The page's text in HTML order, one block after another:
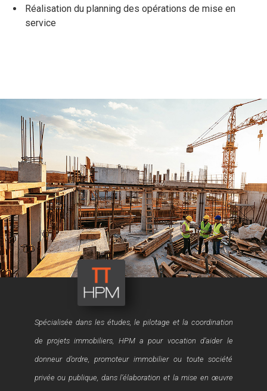
Réalisation du planning des opérations de mise en
service
Spécialisée dans les études, le pilotage et la coordination
de projets immobiliers, HPM a pour vocation d’aider le
donneur d’ordre, promoteur immobilier ou toute société
privée ou publique, dans l’élaboration et la mise en œuvre
40, rue Oued Fès – Agdal – 10 000